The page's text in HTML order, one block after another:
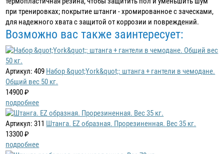
при тренировках; покрытие штанги - хромированное с заческами,
для надежного хвата с защитой от коррозии и повреждений.
Возможно вас также заинтересует:
Артикул: 409 Набор &quot;York&quot;: штанга + гантели в чемодане.
Общий вес 50 кг.
14900 ₽
подробнее
Артикул: 311 Штанга. EZ образная. Прорезиненная. Вес 35 кг.
13300 ₽
подробнее